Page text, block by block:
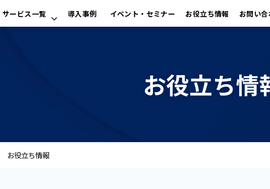
サービス一覧 導入事例 イベント・セミナー お役立ち情報 お問い
お役立ち情
お役立ち情報